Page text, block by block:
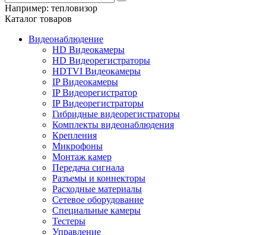
Например: тепловизор
Каталог товаров
Видеонаблюдение
HD Видеокамеры
HD Видеорегистраторы
HDTVI Видеокамеры
IP Видеокамеры
IP Видеорегистратор
IP Видеорегистраторы
Гибридные видеорегистраторы
Комплекты видеонаблюдения
Крепления
Микрофоны
Монтаж камер
Передача сигнала
Разъемы и коннекторы
Расходные материалы
Сетевое оборудование
Специальные камеры
Тестеры
Управление